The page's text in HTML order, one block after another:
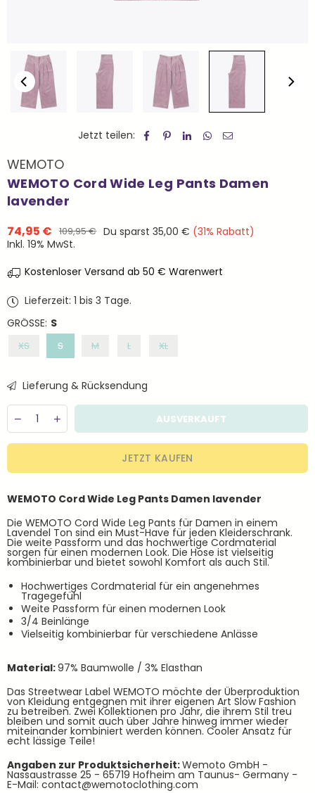
Jetzt teilen:
WEMOTO
WEMOTO Cord Wide Leg Pants Damen
lavender
Normaler
Preis
74,95 € 109,95 € Du sparst 35,00 € (31% Rabatt)
Inkl. 19% MwSt.
Kostenloser Versand ab 50 € Warenwert
Lieferzeit: 1 bis 3 Tage.
GRÖSSE: S
XS S M L XL
Lieferung & Rücksendung
Menge
Decrease
quantity
for
Pants
lavender
Increase
quantity
for
Pants
lavender
AUSVERKAUFT
JETZT KAUFEN
WEMOTO Cord Wide Leg Pants Damen lavender
Die WEMOTO Cord Wide Leg Pants für Damen in einem
Lavendel Ton sind ein Must-Have für jeden Kleiderschrank.
Die weite Passform und das hochwertige Cordmaterial
sorgen für einen modernen Look. Die Hose ist vielseitig
kombinierbar und bietet sowohl Komfort als auch Stil.
Hochwertiges Cordmaterial für ein angenehmes
Tragegefühl
Weite Passform für einen modernen Look
3/4 Beinlänge
Vielseitig kombinierbar für verschiedene Anlässe
Material:97% Baumwolle / 3% Elasthan
Das Streetwear Label WEMOTO möchte der Überproduktion
von Kleidung entgegnen mit ihrer eigenen Art Slow Fashion
zu betreiben. Zwei Kollektionen pro Jahr, die ihrem Stil treu
bleiben und somit auch über Jahre hinweg immer wieder
miteinander kombiniert werden können. Cooler Ansatz für
echt lässige Teile!
Angaben zur Produktsicherheit:Wemoto GmbH -
Nassaustrasse 25 - 65719 Hofheim am Taunus- Germany -
E-Mail: contact@wemotoclothing.com